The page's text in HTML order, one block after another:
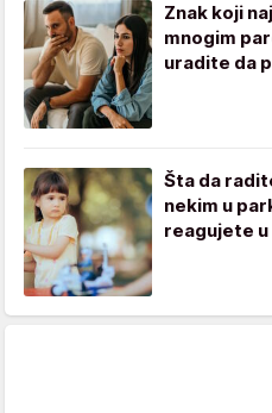
Znak koji
mnogim
uradite da
Šta da
nekim u
reagujete